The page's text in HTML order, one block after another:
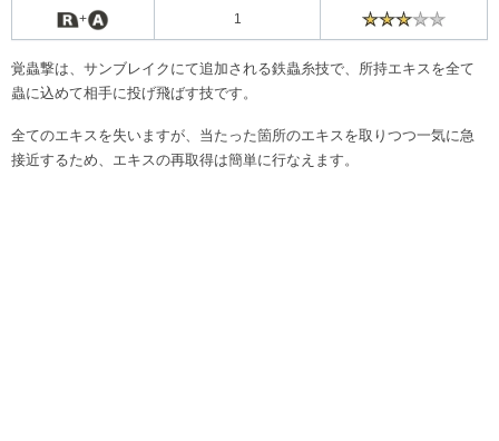
+ 1
覚蟲撃は、サンブレイクにて追加される鉄蟲糸技で、所持エキスを全て
蟲に込めて相手に投げ飛ばす技です。
全てのエキスを失いますが、当たった箇所のエキスを取りつつ一気に急
接近するため、エキスの再取得は簡単に行なえます。